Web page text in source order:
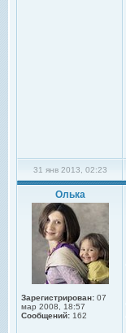
31 янв 2013, 02:23
Олька
Зарегистрирован: 07
мар 2008, 18:57
Сообщений: 162